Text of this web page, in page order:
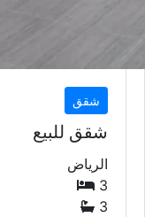
شقق
شقق للبيع
الرياض
3
3